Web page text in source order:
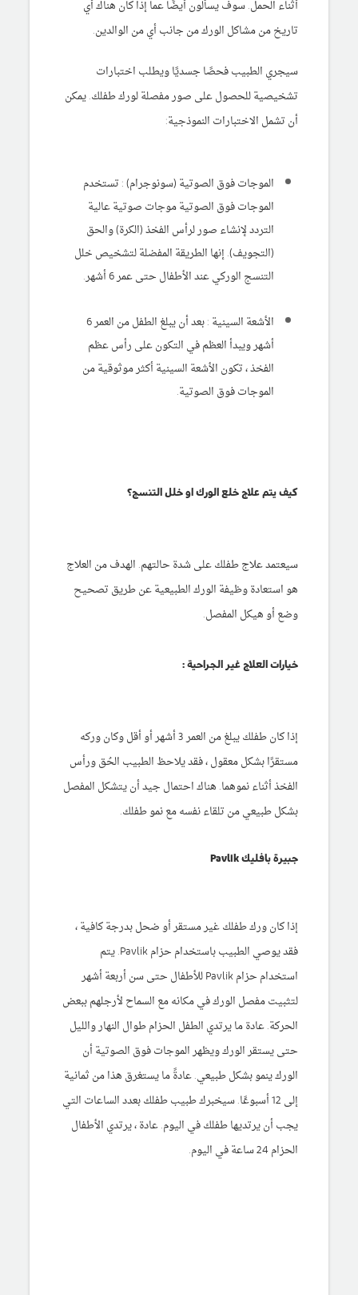
أثناء الحمل. سوف يسألون أيضًا عما إذا كان هناك أي
تاريخ من مشاكل الورك من جانب أي من الوالدين.
سيجري الطبيب فحصًا جسديًا ويطلب اختبارات
تشخيصية للحصول على صور مفصلة لورك طفلك. يمكن
أن تشمل الاختبارات النموذجية:
الموجات فوق الصوتية (سونوجرام) : تستخدم
الموجات فوق الصوتية موجات صوتية عالية
التردد لإنشاء صور لرأس الفخذ (الكرة) والحق
(التجويف). إنها الطريقة المفضلة لتشخيص خلل
التنسج الوركي عند الأطفال حتى عمر 6 أشهر.
الأشعة السينية
: بعد أن يبلغ الطفل من العمر 6
أشهر ويبدأ العظم في التكون على رأس عظم
الفخذ ، تكون الأشعة السينية أكثر موثوقية من
الموجات فوق الصوتية.
كيف يتم علاج خلع الورك او خلل التنسج؟
سيعتمد علاج طفلك على شدة حالتهم. الهدف من العلاج
هو استعادة وظيفة الورك الطبيعية عن طريق تصحيح
وضع أو هيكل المفصل.
خيارات العلاج غير الجراحية :
إذا كان طفلك يبلغ من العمر 3 أشهر أو أقل وكان وركه
مستقرًا بشكل معقول ، فقد يلاحظ الطبيب الحُق ورأس
الفخذ أثناء نموهما. هناك احتمال جيد أن يتشكل المفصل
بشكل طبيعي من تلقاء نفسه مع نمو طفلك.
جبيرة بافليك Pavlik
إذا كان ورك طفلك غير مستقر أو ضحل بدرجة كافية ،
فقد يوصي الطبيب باستخدام حزام Pavlik. يتم
استخدام حزام Pavlik للأطفال حتى سن أربعة أشهر
لتثبيت مفصل الورك في مكانه مع السماح لأرجلهم ببعض
الحركة. عادة ما يرتدي الطفل الحزام طوال النهار والليل
حتى يستقر الورك ويظهر الموجات فوق الصوتية أن
الورك ينمو بشكل طبيعي. عادةً ما يستغرق هذا من ثمانية
إلى 12 أسبوعًا. سيخبرك طبيب طفلك بعدد الساعات التي
يجب أن يرتديها طفلك في اليوم. عادة ، يرتدي الأطفال
الحزام 24 ساعة في اليوم.